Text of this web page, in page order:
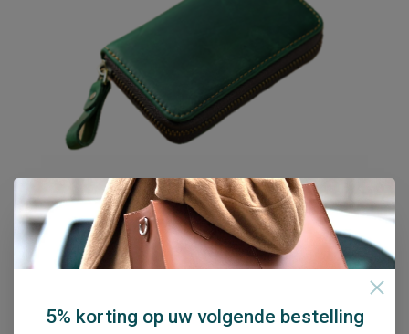
Su.B.dgn Sleuteletui M0824 Groen
€24,95
5% korting op uw volgende bestelling